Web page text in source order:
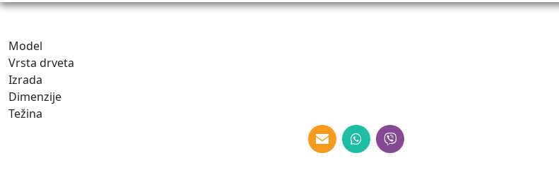
Model
Vrsta drveta
Izrada
Dimenzije
Težina